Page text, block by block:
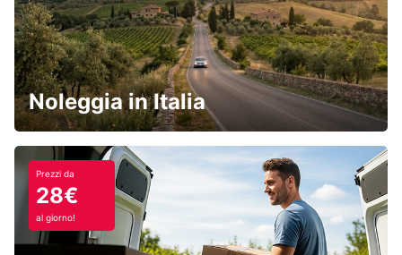
Noleggia in Italia
Prezzi da
28€
al giorno!